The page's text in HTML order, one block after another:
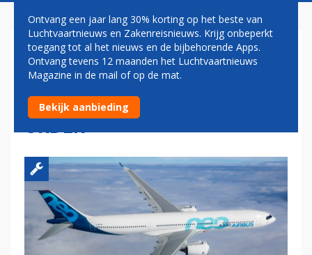
AIRBUS HOUDT
VERTROUWEN IN A330NEO
NA VERLIEZEN HAWAIIAN-
ORDER
Ontvang een jaar lang 30% korting op het beste van
Luchtvaartnieuws en Zakenreisnieuws. Krijg onbeperkt
toegang tot al het nieuws en de bijbehorende Apps.
Ontvang tevens 12 maanden het Luchtvaartnieuws
Magazine in de mail of op de mat.
Bekijk aanbieding